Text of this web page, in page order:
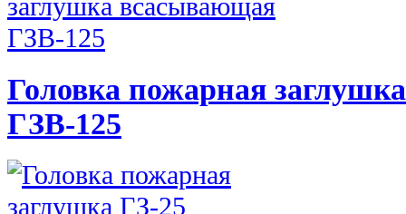
Головка пожарная
ГЗВ-125